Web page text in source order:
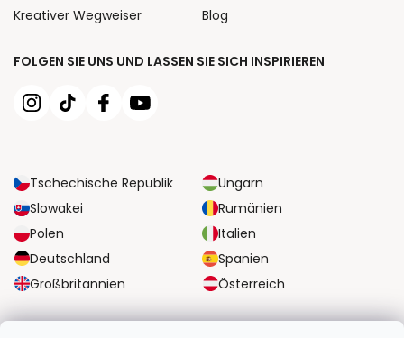
FOLGEN SIE UNS UND LASSEN SIE SICH INSPIRIEREN
Tschechische Republik
Ungarn
Slowakei
Rumänien
Polen
Italien
Deutschland
Spanien
Großbritannien
Österreich
Kreativer Wegweiser
Blog